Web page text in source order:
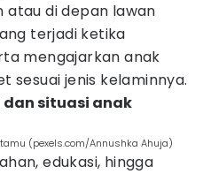
di depan lawan
terjadi ketika
mengajarkan anak
sesuai jenis kelaminnya.
dan situasi anak
(pexels.com/Annushka Ahuja)
edukasi, hingga